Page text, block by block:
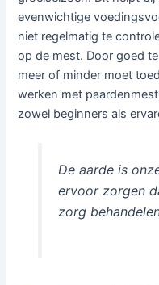
evenwichtige
niet regelmatig te
op de mest. Door goed
meer of minder moet
werken met
zowel beginners als
De aarde is
ervoor zorgen
zorg